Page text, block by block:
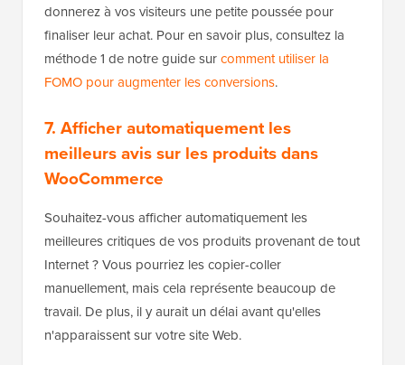
donnerez à vos visiteurs une petite poussée pour
finaliser leur achat. Pour en savoir plus, consultez la
méthode 1 de notre guide surcomment utiliser la
FOMO pour augmenter les conversions.
7. Afficher automatiquement les
meilleurs avis sur les produits dans
WooCommerce
Souhaitez-vous afficher automatiquement les
meilleures critiques de vos produits provenant de tout
Internet ? Vous pourriez les copier-coller
manuellement, mais cela représente beaucoup de
travail. De plus, il y aurait un délai avant qu'elles
n'apparaissent sur votre site Web.